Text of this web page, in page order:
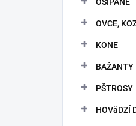
OVCE,
KONE
BAŽANTY
PŠTROSY
HOVäDZÍ